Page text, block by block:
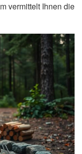
vermittelt Ihnen die